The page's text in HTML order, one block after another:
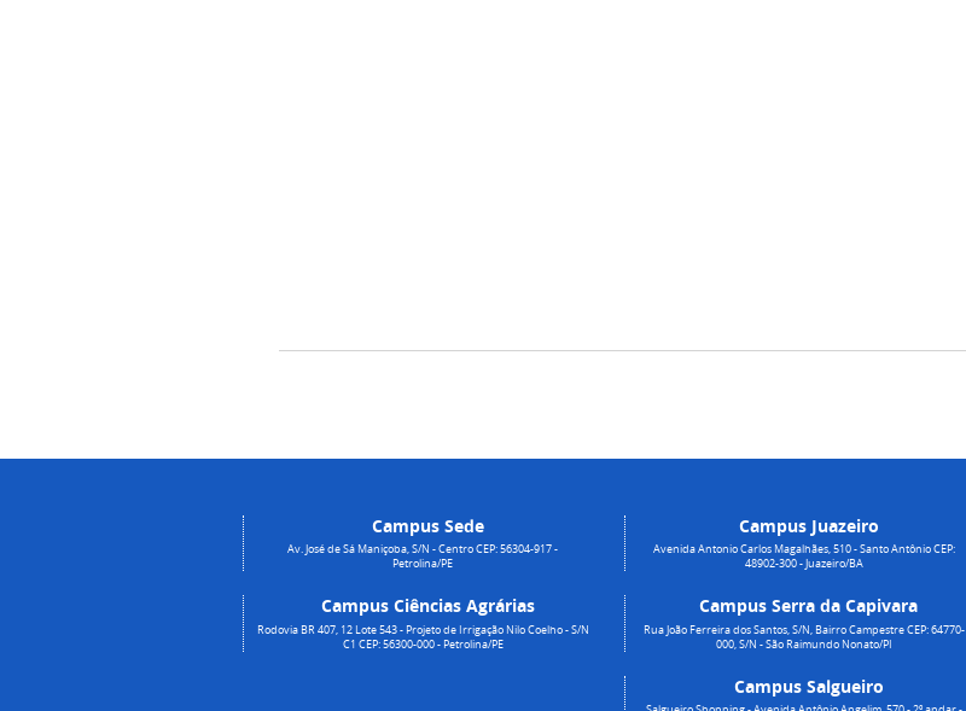
Campus Sede
Av. José de Sá Maniçoba, S/N - Centro CEP: 56304-917 -
Petrolina/PE
Campus Ciências Agrárias
Rodovia BR 407, 12 Lote 543 - Projeto de Irrigação Nilo Coelho - S/N
C1 CEP: 56300-000 - Petrolina/PE
Campus Juazeiro
Avenida Antonio Carlos Magalhães, 510 - Santo Antônio CEP:
48902-300 - Juazeiro/BA
Campus Serra da Capivara
Rua João Ferreira dos Santos, S/N, Bairro Campestre CEP: 64770-
000, S/N - São Raimundo Nonato/PI
Campus Salgueiro